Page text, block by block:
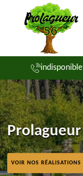
indisponible
Prolagueur
VOIR NOS RÉALISATIONS